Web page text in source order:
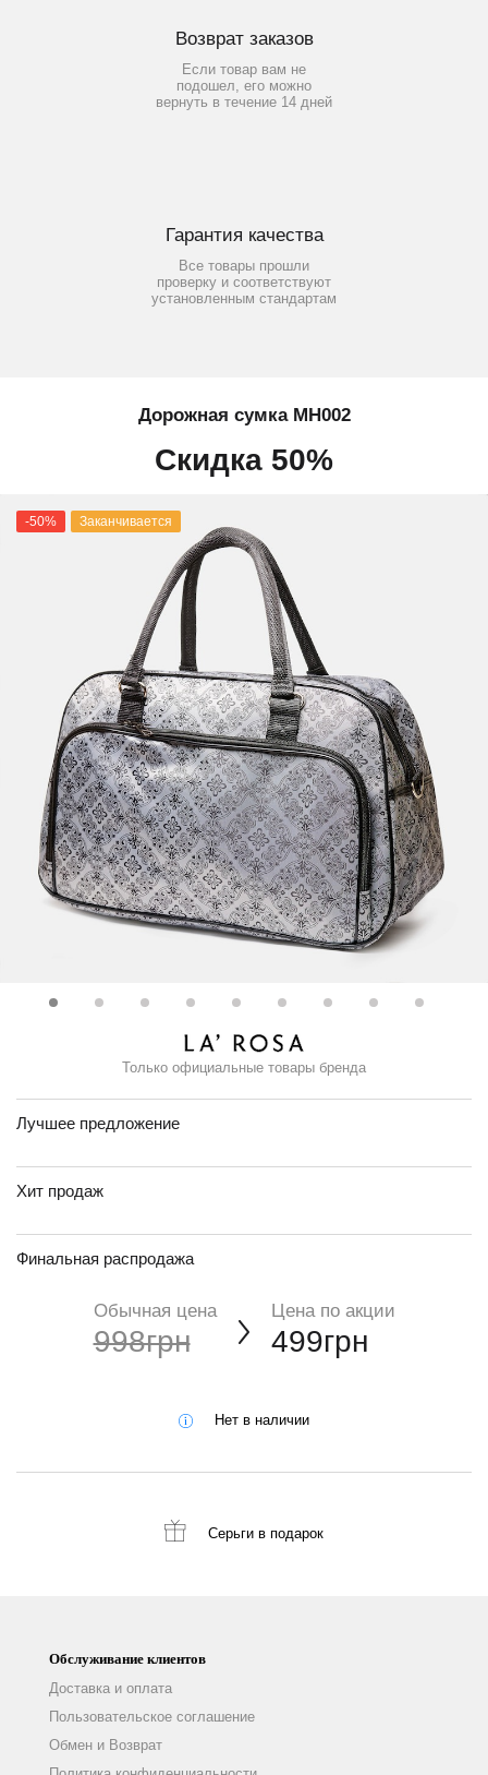
Возврат заказов
Если товар вам не
подошел, его можно
вернуть в течение 14 дней
Гарантия качества
Все товары прошли
проверку и соответствуют
установленным стандартам
Дорожная сумка MH002
Скидка 50%
-50% Заканчивается
Только официальные товары бренда
Лучшее предложение
Хит продаж
Финальная распродажа
Обычная цена
998грн
Цена по акции
499грн
Нет в наличии
Серьги в подарок
Обслуживание клиентов
Доставка и оплата
Пользовательское соглашение
Обмен и Возврат